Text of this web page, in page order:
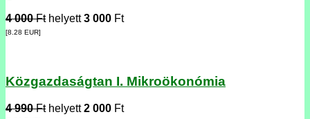
4 000 Fthelyett3 000 Ft
[8.28 EUR]
Közgazdaságtan I. Mikroökonómia
4 990 Fthelyett2 000 Ft